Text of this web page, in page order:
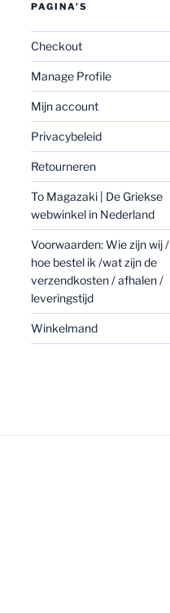
PAGINA’S
Checkout
Manage Profile
Mijn account
Privacybeleid
Retourneren
To Magazaki | De Griekse
webwinkel in Nederland
Voorwaarden: Wie zijn wij /
hoe bestel ik /wat zijn de
verzendkosten / afhalen /
leveringstijd
Winkelmand